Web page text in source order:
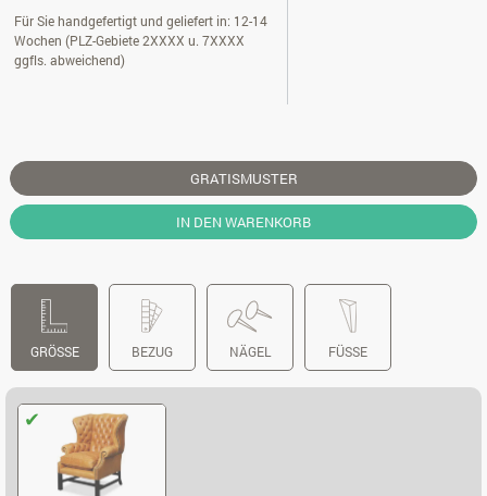
Für Sie handgefertigt und geliefert in: 12-14
Wochen (PLZ-Gebiete 2XXXX u. 7XXXX
ggfls. abweichend)
GRATISMUSTER
IN DEN WARENKORB
GRÖSSE BEZUG NÄGEL FÜSSE